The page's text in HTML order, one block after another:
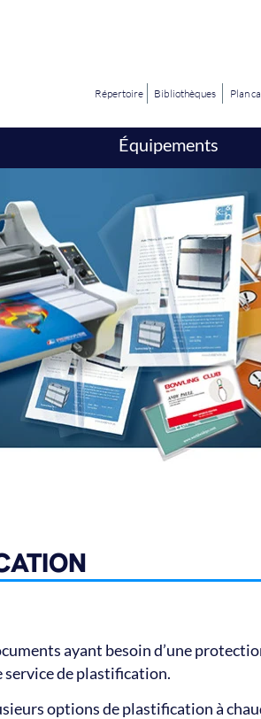
Répertoire Bibliothèques Plan
Équipements
ayant besoin d’une
de plastification.
options de plastification à